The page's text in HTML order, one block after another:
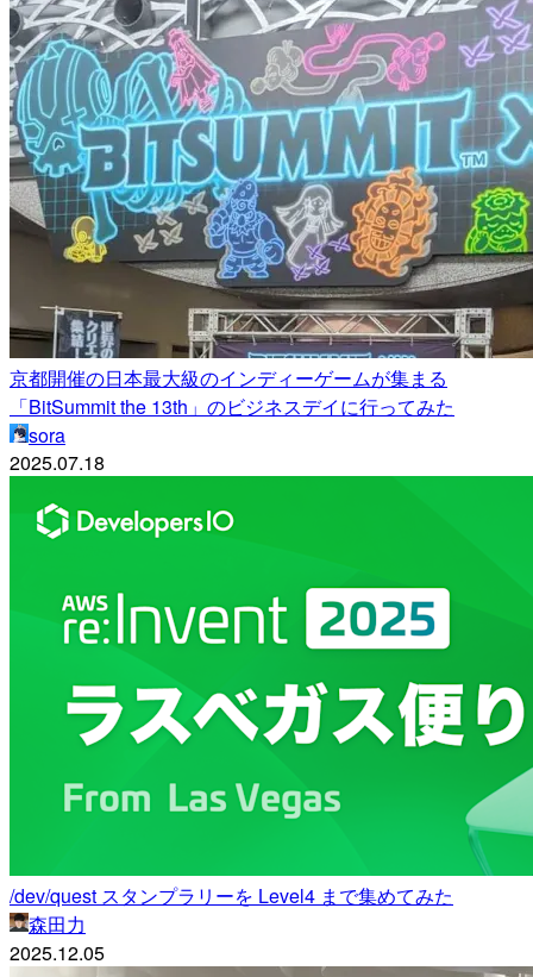
京都開催の日本最大級のインディーゲームが集まる
「BitSummit the 13th」のビジネスデイに行ってみた
sora
2025.07.18
/dev/quest スタンプラリーを Level4 まで集めてみた
森田力
2025.12.05